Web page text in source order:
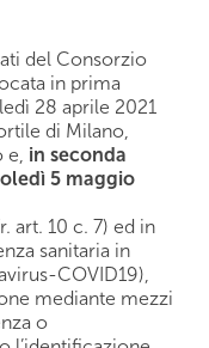
del Consorzio
in prima
28 aprile 2021
di Milano,
e, in seconda
5 maggio
art. 10 c. 7) ed in
sanitaria in
COVID19),
mediante mezzi
o